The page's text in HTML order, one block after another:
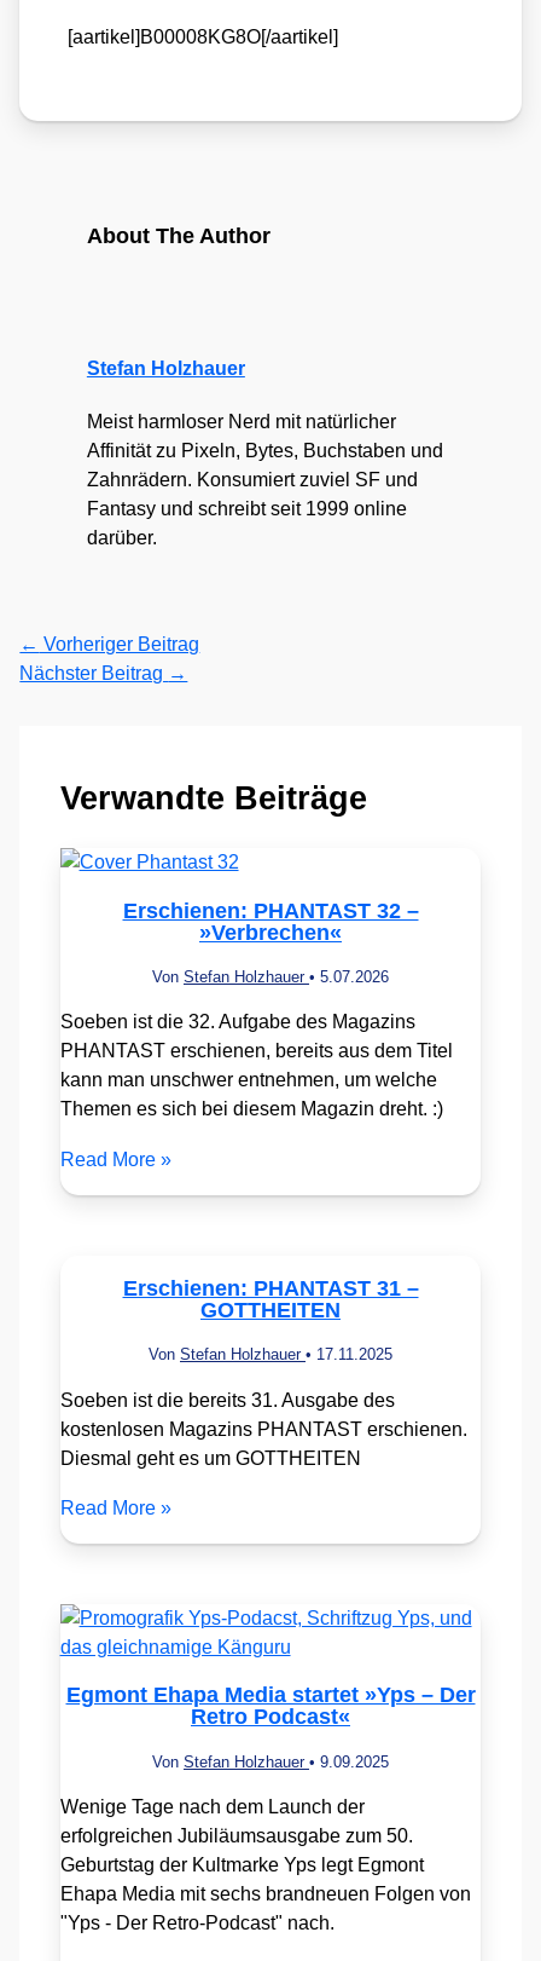
[aartikel]B00008KG8O[/aartikel]
About The Author
Stefan Holzhauer
Meist harmloser Nerd mit natürlicher
Affinität zu Pixeln, Bytes, Buchstaben und
Zahnrädern. Konsumiert zuviel SF und
Fantasy und schreibt seit 1999 online
darüber.
← Vorheriger Beitrag
Nächster Beitrag →
Verwandte Beiträge
Erschienen: PHANTAST 32 –
»Verbrechen«
Von Stefan Holzhauer • 5.07.2026
Soeben ist die 32. Aufgabe des Magazins
PHANTAST erschienen, bereits aus dem Titel
kann man unschwer entnehmen, um welche
Themen es sich bei diesem Magazin dreht. :)
Read More »
Erschienen: PHANTAST 31 –
GOTTHEITEN
Von Stefan Holzhauer • 17.11.2025
Soeben ist die bereits 31. Ausgabe des
kostenlosen Magazins PHANTAST erschienen.
Diesmal geht es um GOTTHEITEN
Read More »
Egmont Ehapa Media startet »Yps – Der
Retro Podcast«
Von Stefan Holzhauer • 9.09.2025
Wenige Tage nach dem Launch der
erfolgreichen Jubiläumsausgabe zum 50.
Geburtstag der Kultmarke Yps legt Egmont
Ehapa Media mit sechs brandneuen Folgen von
"Yps - Der Retro-Podcast" nach.